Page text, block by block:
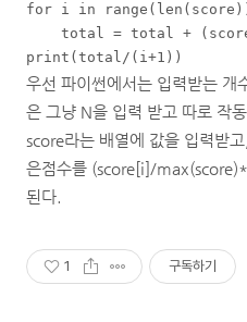
for i in
우선 파이썬에서는 입력받는 개
은 그냥 N을 입력 받고 따로 작
score라는 배열에 값을 입력받
은점수를 (score[i]/
된다.
1 구독하기